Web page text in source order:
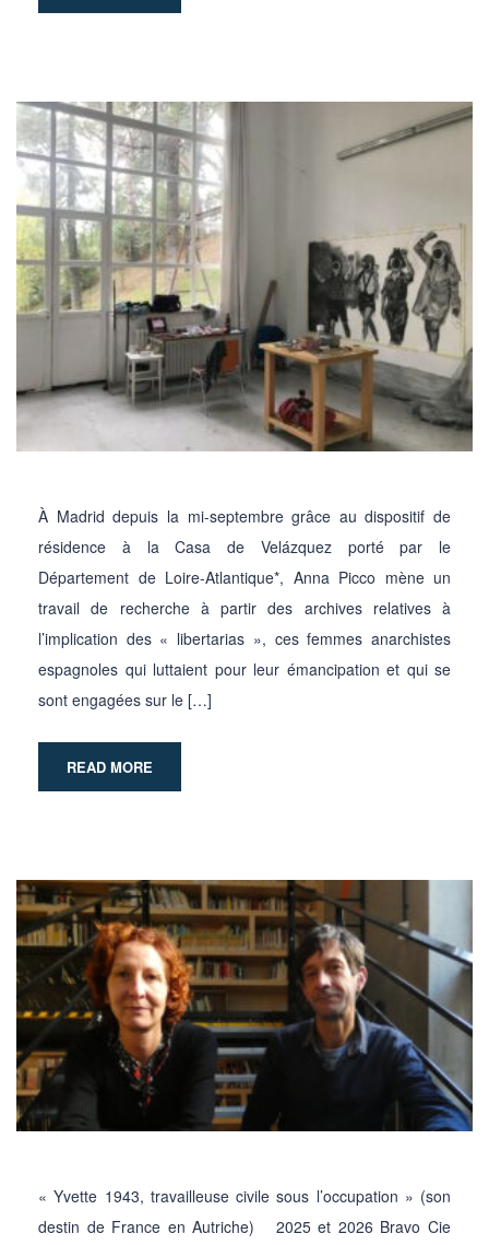
À Madrid depuis la mi-septembre grâce au dispositif de
résidence à la Casa de Velázquez porté par le
Département de Loire-Atlantique*, Anna Picco mène un
travail de recherche à partir des archives relatives à
l’implication des « libertarias », ces femmes anarchistes
espagnoles qui luttaient pour leur émancipation et qui se
sont engagées sur le […]
READ MORE
« Yvette 1943, travailleuse civile sous l’occupation » (son
destin de France en Autriche) 2025 et 2026 Bravo Cie